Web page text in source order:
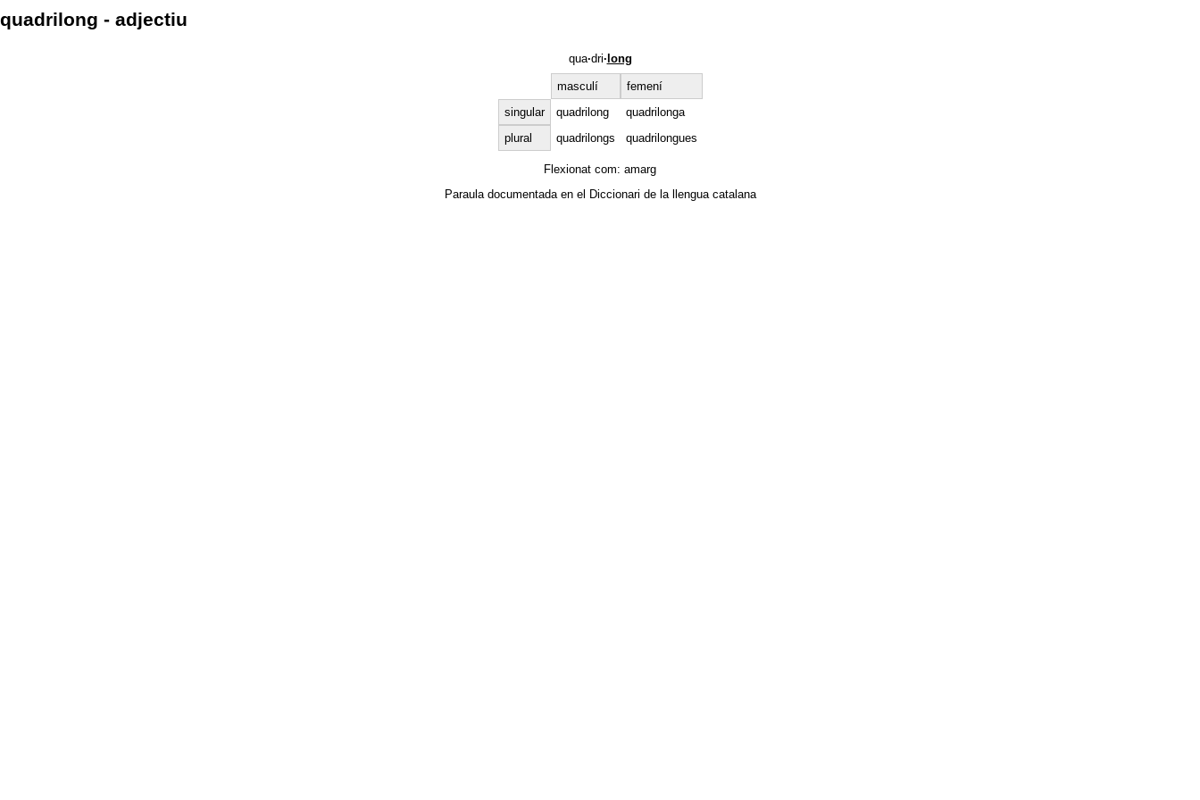
quadrilong - adjectiu
qua·dri· long
masculí
femení
singular
quadrilong
quadrilonga
plural
quadrilongs quadrilongues
Flexionat com: amarg
Paraula documentada en el Diccionari de la llengua catalana